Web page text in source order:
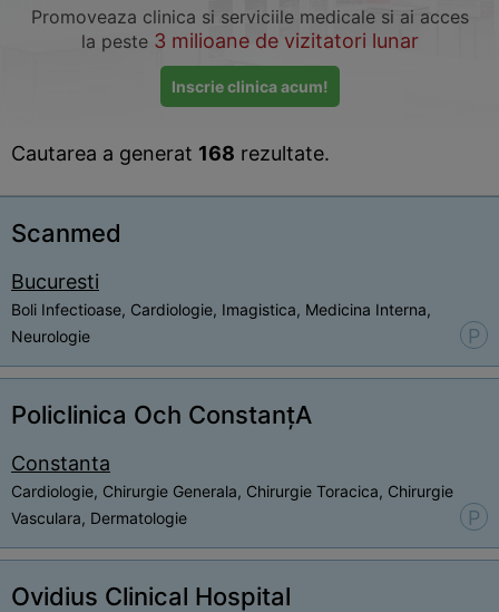
Promoveaza clinica si serviciile medicale si ai acces
la peste 3 milioane de vizitatori lunar
Inscrie clinica acum!
Cautarea a generat 168 rezultate.
Scanmed
Bucuresti
Boli Infectioase, Cardiologie, Imagistica, Medicina Interna,
Neurologie
P
Policlinica Och ConstanțA
Constanta
Cardiologie, Chirurgie Generala, Chirurgie Toracica, Chirurgie
Vasculara, Dermatologie
P
Ovidius Clinical Hospital